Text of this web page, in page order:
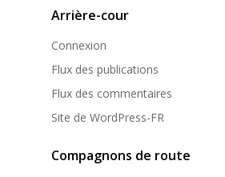
Arrière-cour
Connexion
Flux des publications
Flux des commentaires
Site de WordPress-FR
Compagnons de route